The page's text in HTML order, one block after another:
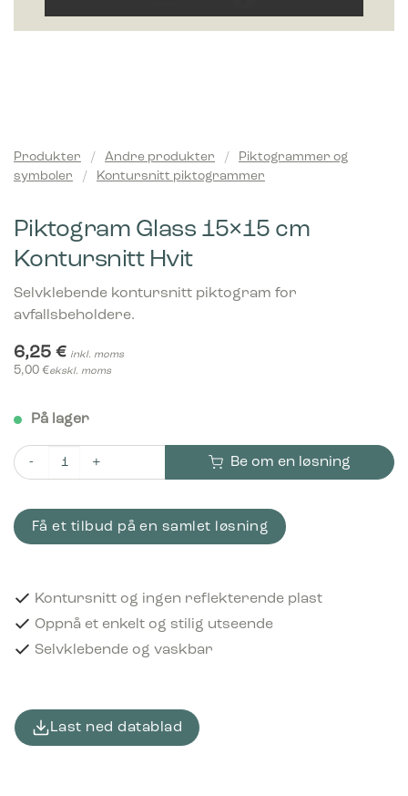
Produkter / Andre produkter /
Piktogrammer og
symboler
/ Kontursnitt piktogrammer
Piktogram Glass 15×15 cm
Kontursnitt Hvit
Selvklebende kontursnitt piktogram for
avfallsbeholdere.
6,25 € inkl. moms
5,00 €ekskl. moms
På lager
Piktogram Glass 15x15 cm Kontursnitt Hvit antall
Be om en løsning
Få et tilbud på en samlet løsning
Kontursnitt og ingen reflekterende plast
Oppnå et enkelt og stilig utseende
Selvklebende og vaskbar
Last ned datablad